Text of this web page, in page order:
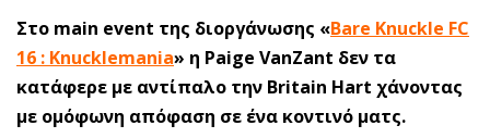
Στο main event της διοργάνωσης «Bare Knuckle FC
16 : Knucklemania» η Paige VanZant δεν τα
κατάφερε με αντίπαλο την Britain Hart χάνοντας
με ομόφωνη απόφαση σε ένα κοντινό ματς.